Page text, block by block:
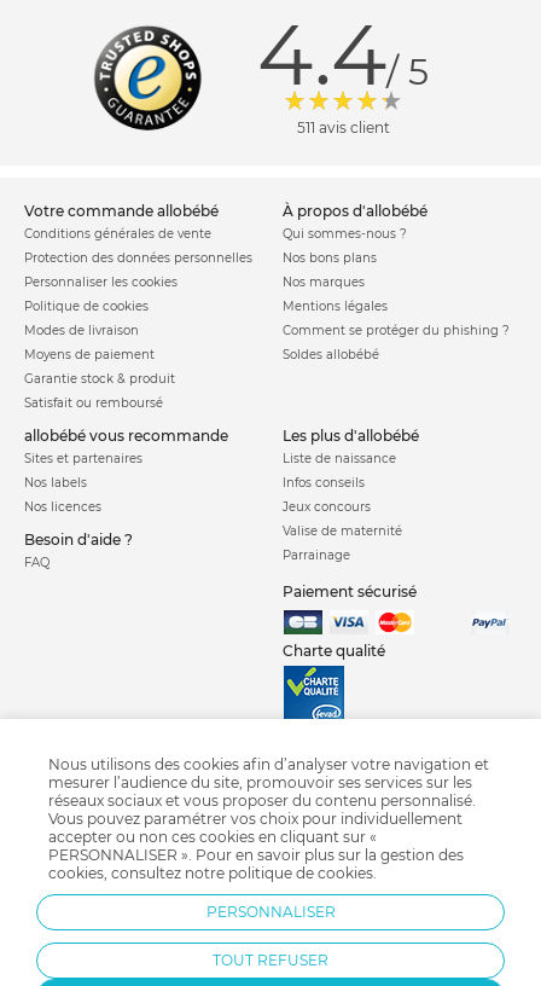
4.4/ 5
511 avis client
votre commande allobébé
Conditions générales de vente
Protection des données personnelles
Personnaliser les cookies
Politique de cookies
Modes de livraison
Moyens de paiement
Garantie stock & produit
Satisfait ou remboursé
à propos d'allobébé
Qui sommes-nous ?
Nos bons plans
Nos marques
Mentions légales
Comment se protéger du phishing ?
Soldes allobébé
allobébé vous recommande
Sites et partenaires
Nos labels
Nos licences
Besoin d'aide ?
FAQ
les plus d'allobébé
Liste de naissance
Infos conseils
Jeux concours
Valise de maternité
Parrainage
Paiement sécurisé
Charte qualité
Siege auto isofix Siege auto groupe 1 2 3
Siege auto groupe 1
Siege auto groupe 2 3
Siege auto groupe 0 1
Siege auto coque groupe 0
Siège auto i-size
Crash test siège auto 2018
Siège auto pivotant
Siège auto Bébé confort
Siège auto Britax
Nous utilisons des cookies afin d’analyser votre navigation et
mesurer l’audience du site, promouvoir ses services sur les
réseaux sociaux et vous proposer du contenu personnalisé.
Vous pouvez paramétrer vos choix pour individuellement
accepter ou non ces cookies en cliquant sur «
PERSONNALISER ». Pour en savoir plus sur la gestion des
cookies, consultez notre politique de cookies.
PERSONNALISER
TOUT REFUSER